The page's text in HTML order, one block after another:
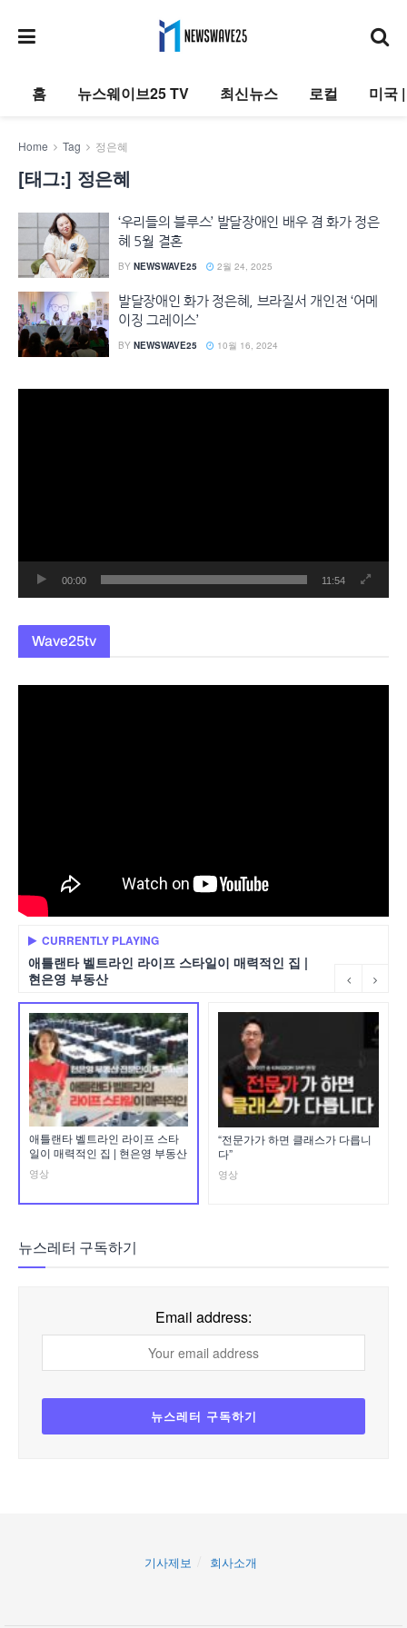
홈 뉴스웨이브25 TV 최신뉴스 로컬 미국
Home Tag 정은혜
[태그:] 정은혜
‘우리들의 블루스’ 발달장애인 배우 겸 화가 정은
혜 5월 결혼
BY NEWSWAVE25 2월 24, 2025
발달장애인 화가 정은혜, 브라질서 개인전 ‘어메
이징 그레이스’
BY NEWSWAVE25 10월 16, 2024
00:00 11:54
Wave25tv
CURRENTLY PLAYING
애틀랜타 벨트라인 라이프 스타일이 매력적인 집 |
현은영 부동산
애틀랜타 벨트라인 라이프 스타
일이 매력적인 집 | 현은영 부동산
영상
“전문가가 하면 클래스가 다릅니
다”
영상
뉴스레터 구독하기
Email address:
기사제보 회사소개